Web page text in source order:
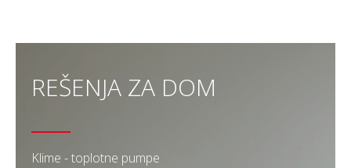
REŠENJA ZA DOM
Klime - toplotne pumpe